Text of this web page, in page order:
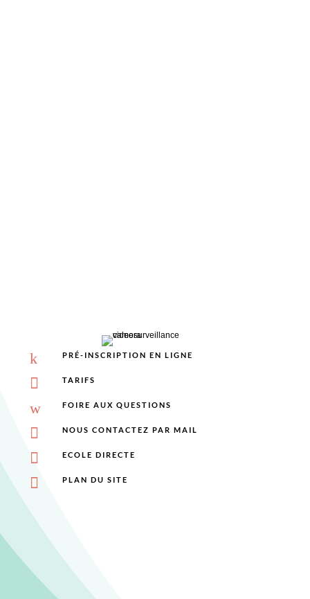
k PRÉ-INSCRIPTION EN LIGNE
 TARIFS
w FOIRE AUX QUESTIONS
 NOUS CONTACTEZ PAR MAIL
 ECOLE DIRECTE
 PLAN DU SITE